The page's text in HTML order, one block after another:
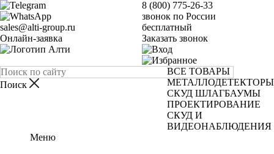
sales@alti-group.ru
Онлайн-заявка
8 (800) 775-26-33
звонок по России
бесплатный
Заказать звонок
ВСЕ ТОВАРЫ
МЕТАЛЛОДЕТЕКТОРЫ
СКУД ШЛАГБАУМЫ
ПРОЕКТИРОВАНИЕ
СКУД И
ВИДЕОНАБЛЮДЕНИЯ
Меню